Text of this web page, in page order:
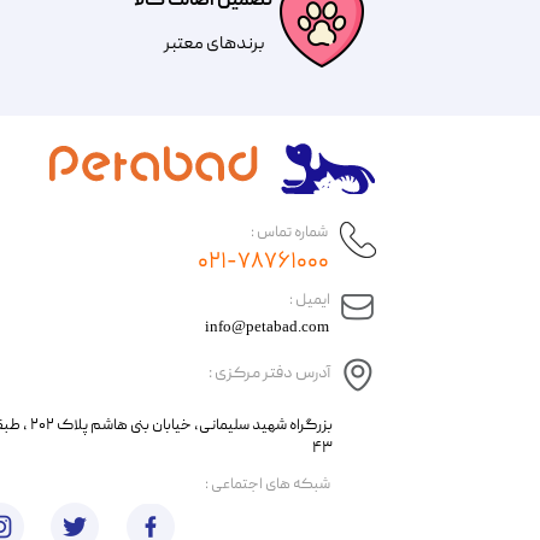
​​برندهای معتبر​​​​​​​
​ایمیل :
آدرس دفتر مرکزی :
info@petabad.com
​​بزرگراه شهید
۴۳
شماره تماس :
۰۲۱-۷۸۷۶۱۰۰۰
​شبکه های اجتماعی :